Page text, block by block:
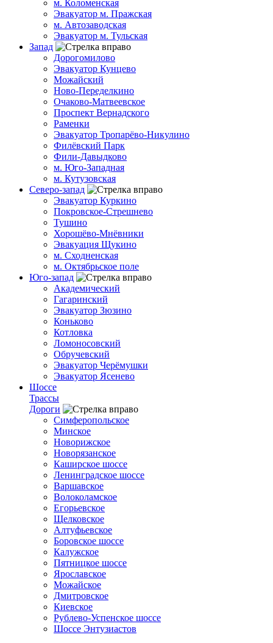
м. Коломенская
Эвакуатор м. Пражская
м. Автозаводская
Эвакуатор м. Тульская
Запад
Дорогомилово
Эвакуатор Кунцево
Можайский
Ново-Переделкино
Очаково-Матвеевское
Проспект Вернадского
Раменки
Эвакуатор Тропарёво-Никулино
Филёвский Парк
Фили-Давыдково
м. Юго-Западная
м. Кутузовская
Северо-запад
Эвакуатор Куркино
Покровское-Стрешнево
Тушино
Хорошёво-Мнёвники
Эвакуация Щукино
м. Сходненская
м. Октябрьское поле
Юго-запад
Академический
Гагаринский
Эвакуатор Зюзино
Коньково
Котловка
Ломоносовский
Обручевский
Эвакуатор Черёмушки
Эвакуатор Ясенево
Шоссе
Трассы
Дороги
Симферопольское
Минское
Новорижское
Новорязанское
Каширское шоссе
Ленинградское шоссе
Варшавское
Волоколамское
Егорьевское
Щелковское
Алтуфьевское
Боровское шоссе
Калужское
Пятницкое шоссе
Ярославское
Можайское
Дмитровское
Киевское
Рублево-Успенское шоссе
Шоссе Энтузиастов